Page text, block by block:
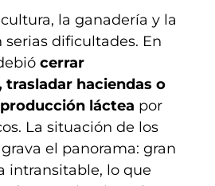
la ganadería y la
dificultades. En
cerrar
haciendas o
láctea por
La situación de los
el panorama: gran
intransitable, lo que